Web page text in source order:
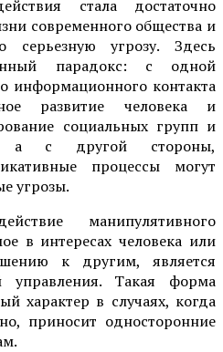
стала достаточно
современного общества и
серьезную угрозу. Здесь
парадокс: с одной
информационного контакта
развитие человека и
социальных групп и
а с другой стороны,
процессы могут
угрозы.
манипулятивного
в интересах человека или
к другим, является
управления. Такая форма
характер в случаях, когда
приносит односторонние